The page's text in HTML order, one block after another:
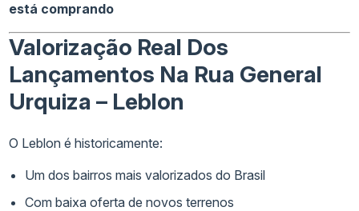
está comprando
Valorização Real Dos
Lançamentos Na Rua General
Urquiza – Leblon
O Leblon é historicamente:
Um dos bairros mais valorizados do Brasil
Com baixa oferta de novos terrenos